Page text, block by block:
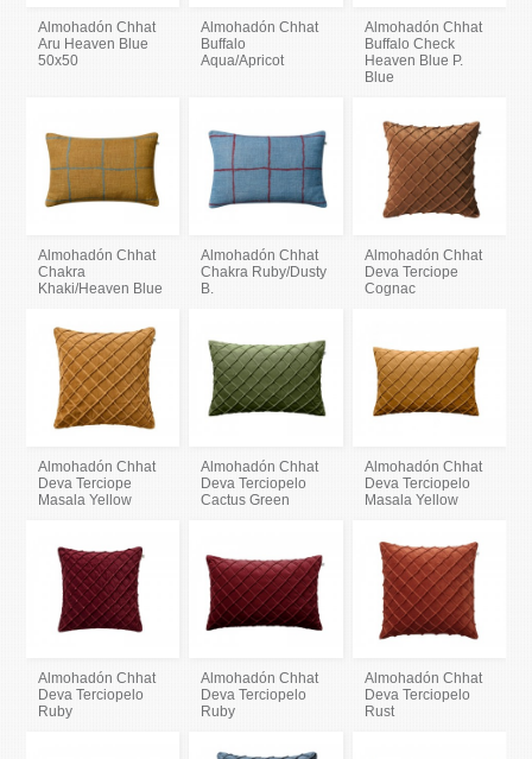
Almohadón Chhat
Aru Heaven Blue
50x50
Almohadón Chhat
Buffalo
Aqua/Apricot
Almohadón Chhat
Buffalo Check
Heaven Blue P.
Blue
Almohadón Chhat
Chakra
Khaki/Heaven Blue
Almohadón Chhat
Chakra Ruby/Dusty
B.
Almohadón Chhat
Deva Terciope
Cognac
Almohadón Chhat
Deva Terciope
Masala Yellow
Almohadón Chhat
Deva Terciopelo
Cactus Green
Almohadón Chhat
Deva Terciopelo
Masala Yellow
Almohadón Chhat
Deva Terciopelo
Ruby
Almohadón Chhat
Deva Terciopelo
Ruby
Almohadón Chhat
Deva Terciopelo
Rust